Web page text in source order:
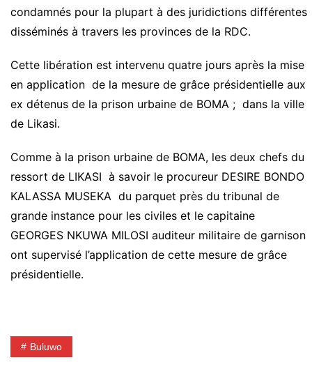
condamnés pour la plupart à des juridictions différentes
disséminés à travers les provinces de la RDC.
Cette libération est intervenu quatre jours après la mise
en application de la mesure de grâce présidentielle aux
ex détenus de la prison urbaine de BOMA ; dans la ville
de Likasi.
Comme à la prison urbaine de BOMA, les deux chefs du
ressort de LIKASI à savoir le procureur DESIRE BONDO
KALASSA MUSEKA du parquet près du tribunal de
grande instance pour les civiles et le capitaine
GEORGES NKUWA MILOSI auditeur militaire de garnison
ont supervisé l’application de cette mesure de grâce
présidentielle.
Buluwo